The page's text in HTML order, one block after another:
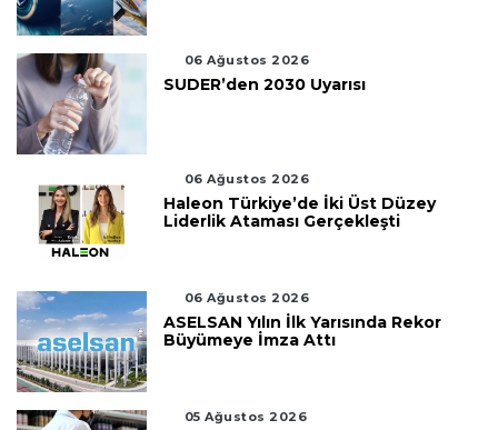
06 Ağustos 2026
SUDER’den 2030 Uyarısı
06 Ağustos 2026
Haleon Türkiye’de İki Üst Düzey
Liderlik Ataması Gerçekleşti
06 Ağustos 2026
ASELSAN Yılın İlk Yarısında Rekor
Büyümeye İmza Attı
05 Ağustos 2026